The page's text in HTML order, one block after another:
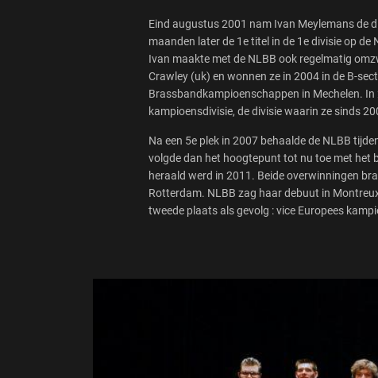
Eind augustus 2001 nam Ivan Meylemans de
maanden later de 1e titel in de 1e divisie op
Ivan maakte met de NLBB ook regelmatig
Crawley (uk) en wonnen ze in 2004 in de B-
Brassbandkampioenschappen in Mechelen. In
kampioensdivisie, de divisie waarin ze sinds
Na een 5e plek in 2007 behaalde de NLBB
volgde dan het hoogtepunt tot nu toe met het
heraald werd in 2011. Beide overwinningen
Rotterdam. NLBB zag haar debuut in
tweede plaats als gevolg : vice Europees